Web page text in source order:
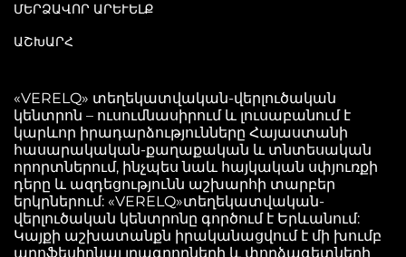
ՄԵՐՁԱՎՈՐ ԱՐԵՒԵԼՔ
ԱՇԽԱՐՀ
«VERELQ» տեղեկատվական-վերլուծական
կենտրոն – ուսումնասիրում և լուսաբանում է
կարևոր իրադարձությունները Հայաստանի
հասարակական-քաղաքական և տնտեսական
որորտներում, ինչպես նաև հայկական սփյուռքի
դերը և ազդեցությունն աշխարհի տարբեր
երկրներում: «VERELQ»տեղեկատվական-
վերլուծական կենտրոնը գործում է Երևանում:
Կայքի աշխատանքն իրականացվում է մի խումբ
պրոֆեսիոնալ լրագրողների և փորձագետների